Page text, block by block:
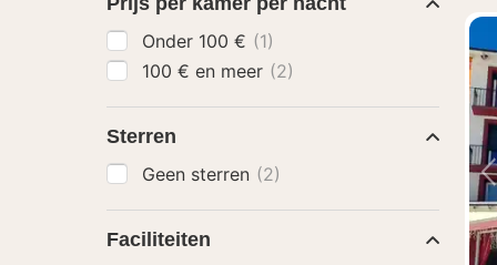
Onder 100 € (1)
100 € en meer (2)
Sterren
Geen sterren (2)
Faciliteiten